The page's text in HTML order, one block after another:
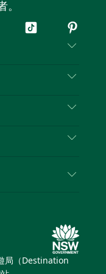
。
抖
NSW）媒體中
局（Destination